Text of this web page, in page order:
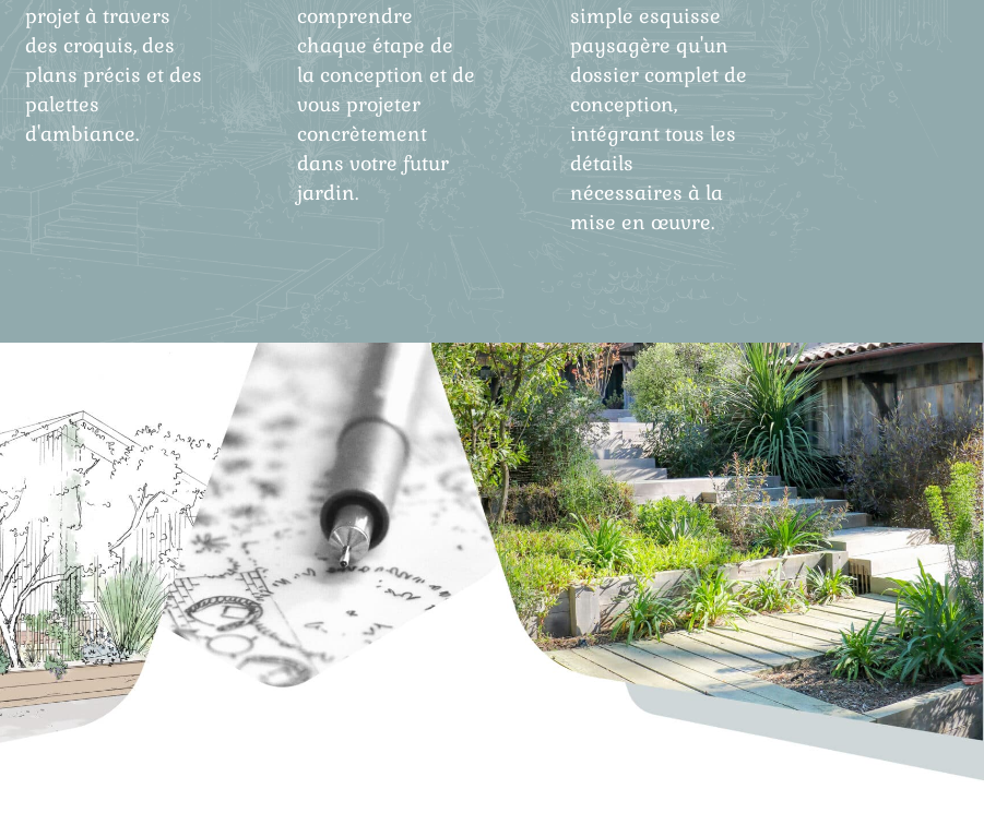
projet à travers
des croquis, des
plans précis et des
palettes
d'ambiance.
comprendre
chaque étape de
la conception et de
vous projeter
concrètement
dans votre futur
jardin.
simple esquisse
paysagère qu'un
dossier complet de
conception,
intégrant tous les
détails
nécessaires à la
mise en œuvre.